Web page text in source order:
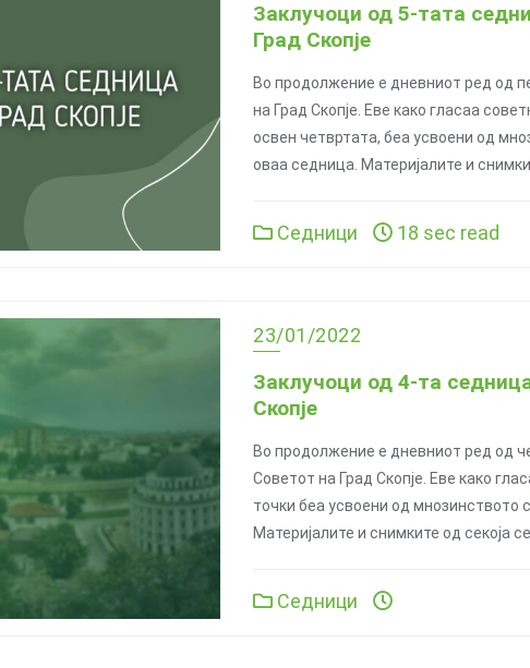
Заклучоци од 5-тата
Град Скопје
Во продолжение е дневниот ред од
на Град Скопје. Еве како гласаа
освен четвртата, беа усвоени од
оваа седница. Материјалите и
Седници 18 sec read
23/01/2022
Заклучоци од 4-та
Скопје
Во продолжение е дневниот ред од
Советот на Град Скопје. Еве како
точки беа усвоени од мнозинството
Материјалите и снимките од секоја
Седници